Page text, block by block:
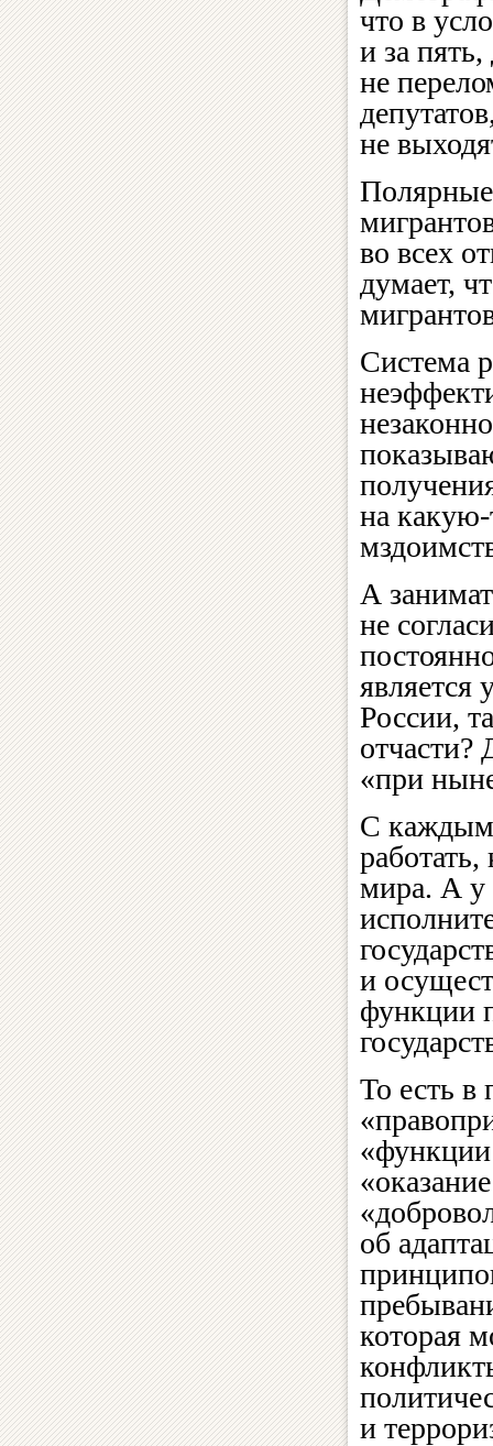
что в
и за пять,
не
не
Полярные
во всех
думает,
Система
на
А
не
является
России,
отчасти?
«при
С каждым
работать,
мира. А
и
функции
То есть в
об
которая
и